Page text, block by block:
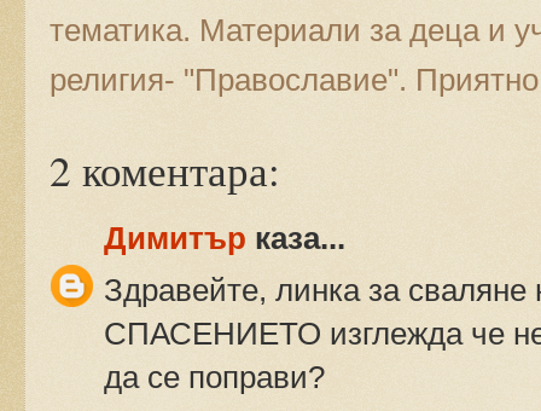
тематика. Материали за деца и
религия- "Православие".
2 коментара:
Димитър каза...
Здравейте, линка за
СПАСЕНИЕТО изглежда че
да се поправи?